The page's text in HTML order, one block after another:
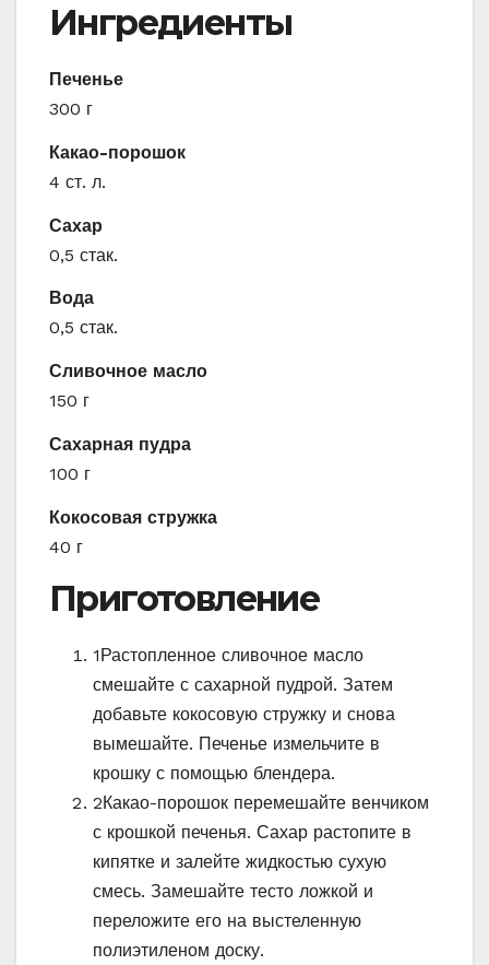
Ингредиенты
Печенье
300 г
Какао-порошок
4 ст. л.
Сахар
0,5 стак.
Вода
0,5 стак.
Сливочное масло
150 г
Сахарная пудра
100 г
Кокосовая стружка
40 г
Приготовление
1Растопленное сливочное масло
смешайте с сахарной пудрой. Затем
добавьте кокосовую стружку и снова
вымешайте. Печенье измельчите в
крошку с помощью блендера.
2Какао-порошок перемешайте венчиком
с крошкой печенья. Сахар растопите в
кипятке и залейте жидкостью сухую
смесь. Замешайте тесто ложкой и
переложите его на выстеленную
полиэтиленом доску.